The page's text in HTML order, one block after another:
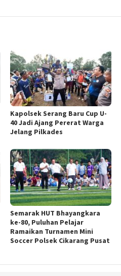
Kapolsek Serang Baru Cup U-
40 Jadi Ajang Pererat Warga
Jelang Pilkades
Semarak HUT Bhayangkara
ke-80, Puluhan Pelajar
Ramaikan Turnamen Mini
Soccer Polsek Cikarang Pusat